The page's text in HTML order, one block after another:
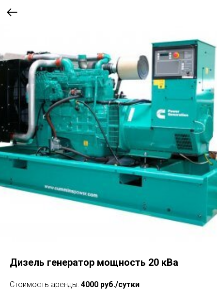
Дизель генератор мощность 20 кВа
Стоимость аренды: 4000 руб./сутки